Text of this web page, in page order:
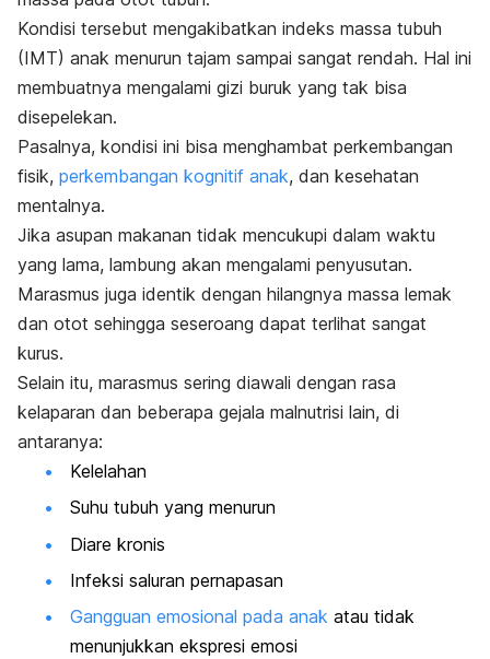
Kondisi tersebut mengakibatkan indeks massa tubuh
(IMT) anak menurun tajam sampai sangat rendah. Hal ini
membuatnya mengalami gizi buruk yang tak bisa
disepelekan.
Pasalnya, kondisi ini bisa menghambat perkembangan
fisik, perkembangan kognitif anak, dan kesehatan
mentalnya.
Jika asupan makanan tidak mencukupi dalam waktu
yang lama, lambung akan mengalami penyusutan.
Marasmus juga identik dengan hilangnya massa lemak
dan otot sehingga seseroang dapat terlihat sangat
kurus.
Selain itu, marasmus sering diawali dengan rasa
kelaparan dan beberapa gejala malnutrisi lain, di
antaranya:
Kelelahan
Suhu tubuh yang menurun
Diare kronis
Infeksi saluran pernapasan
Gangguan emosional pada anak atau tidak
menunjukkan ekspresi emosi